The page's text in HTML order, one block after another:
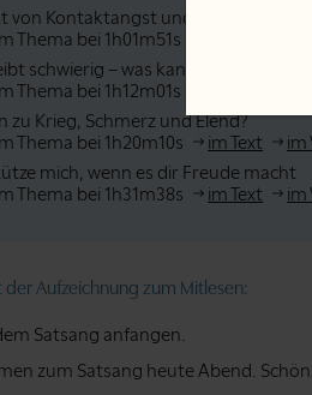
von Kontaktangst und Wut
Thema bei 1h01m51s
schwierig – was kann ich noch tun?
Thema bei 1h12m01s
zu Krieg, Schmerz und Elend?
Thema bei 1h20m10s
im Text
im
mich, wenn es dir Freude macht
Thema bei 1h31m38s
im Text im
der Aufzeichnung zum Mitlesen:
Satsang anfangen.
zum Satsang heute Abend.